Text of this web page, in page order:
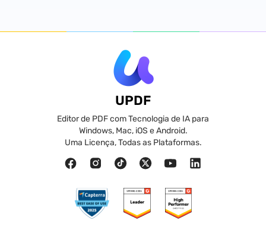
UPDF
Editor de PDF com Tecnologia de IA para
Windows, Mac, iOS e Android.
Uma Licença, Todas as Plataformas.